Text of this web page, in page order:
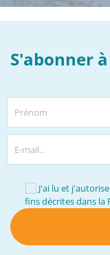
S'abonner
J'ai lu et
fins décrites dans la